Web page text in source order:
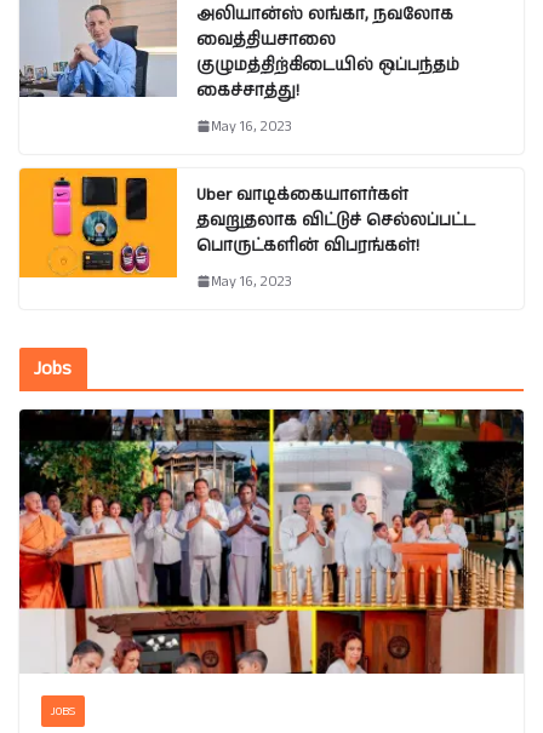
அலியான்ஸ் லங்கா, நவலோக
வைத்தியசாலை
குழுமத்திற்கிடையில் ஒப்பந்தம்
கைச்சாத்து!
May 16, 2023
Uber வாடிக்கையாளர்கள்
தவறுதலாக விட்டுச் செல்லப்பட்ட
பொருட்களின் விபரங்கள்!
May 16, 2023
Jobs
JOBS